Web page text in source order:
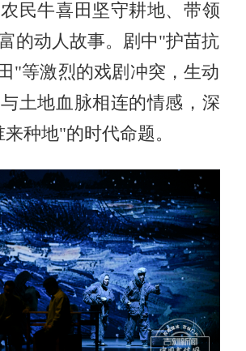
民牛喜田坚守耕地、带领
的动人故事。剧中"护苗抗
"等激烈的戏剧冲突，生动
土地血脉相连的情感，深
种地"的时代命题。